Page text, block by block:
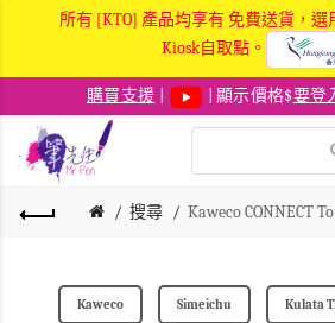
所有 [KTO] 產品均享有 免費送貨，選
Kiosk自取點。
購買支援 | 顯示價格$要登
搜尋 Kaweco CONNECT
Kaweco Simeichu Kulata